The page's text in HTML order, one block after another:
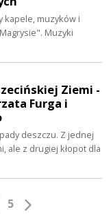
kapele, muzyków i
Muzyki
Ziemi -
Furga i
deszczu. Z jednej
ale z drugiej kłopot dla
5